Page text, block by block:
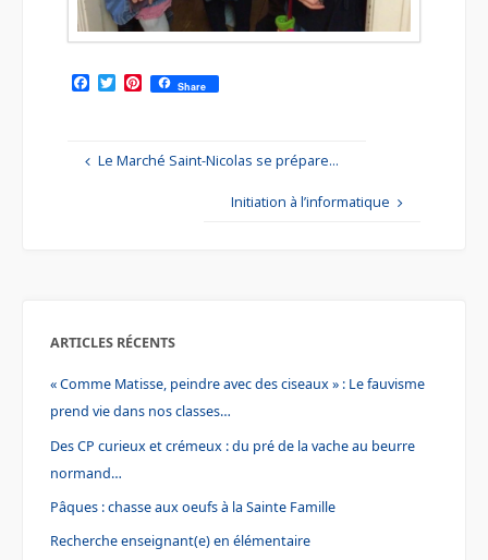
F
a
b
o
T
w
t
e
P
i
e
r
Share
Le Marché Saint-Nicolas se prépare…
Initiation à l’informatique
ARTICLES RÉCENTS
« Comme Matisse, peindre avec des ciseaux » : Le fauvisme
prend vie dans nos classes…
Des CP curieux et crémeux : du pré de la vache au beurre
normand…
Pâques : chasse aux oeufs à la Sainte Famille
Recherche enseignant(e) en élémentaire